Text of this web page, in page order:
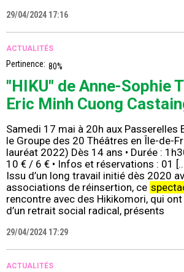
29/04/2024 17:16
ACTUALITÉS
Pertinence: 80%
"HIKU" de Anne-Sophie
Eric Minh Cuong
Samedi 17 mai à 20h aux Passerelles
le Groupe des 20 Théâtres en Île-de-
lauréat 2022) Dès 14 ans • Durée :
10 € / 6 € • Infos et réservations : 01
Issu d’un long travail initié dès 2020
associations de réinsertion, ce
rencontre avec des Hikikomori, qui ont
d’un retrait social radical, présents
29/04/2024 17:29
ACTUALITÉS